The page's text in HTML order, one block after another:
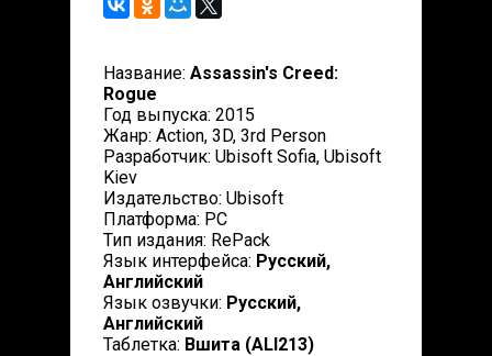
Название: Assassin's Creed:
Rogue
Год выпуска: 2015
Жанр: Action, 3D, 3rd Person
Разработчик: Ubisoft Sofia, Ubisoft
Kiev
Издательство: Ubisoft
Платформа: РС
Тип издания: RePack
Язык интерфейса: Русский,
Английский
Язык озвучки: Русский,
Английский
Таблетка: Вшита (АLI213)